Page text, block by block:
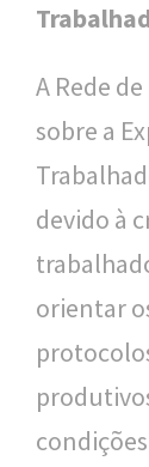
A Rede
sobre a
devido à
orientar